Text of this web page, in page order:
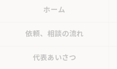
ホーム
依頼、相談の流れ
代表あいさつ